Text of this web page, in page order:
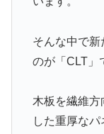
そんな中で新
のが「 CLT」
木板を繊維
した重厚な